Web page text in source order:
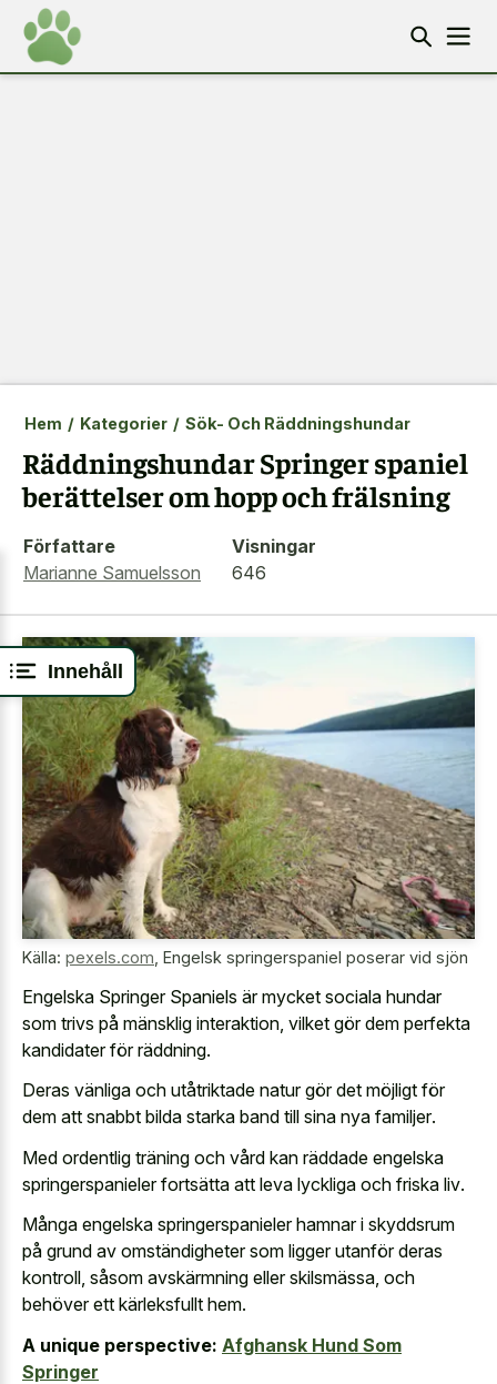
Innehåll
Hem / Kategorier / Sök- Och Räddningshundar
Räddningshundar Springer spaniel
berättelser om hopp och frälsning
Författare
Marianne Samuelsson
Visningar
646
Källa: pexels.com Engelsk springerspaniel poserar vid sjön
Engelska Springer Spaniels är mycket sociala hundar
som trivs på mänsklig interaktion, vilket gör dem perfekta
kandidater för räddning.
Deras vänliga och utåtriktade natur gör det möjligt för
dem att snabbt bilda starka band till sina nya familjer.
Med ordentlig träning och vård kan räddade engelska
springerspanieler fortsätta att leva lyckliga och friska liv.
Många engelska springerspanieler hamnar i skyddsrum
på grund av omständigheter som ligger utanför deras
kontroll, såsom avskärmning eller skilsmässa, och
behöver ett kärleksfullt hem.
A unique perspective: Afghansk Hund Som
Springer